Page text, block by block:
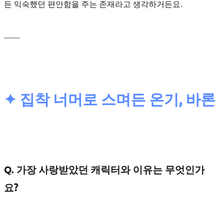
든 익숙했던 편안함을 주는 존재라고 생각하거든요.
✦ 집착 너머로 스며든 온기, 바론
Q. 가장 사랑받았던 캐릭터와 이유는 무엇인가
요?